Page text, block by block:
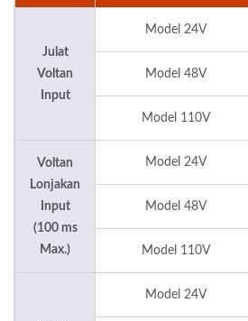
Julat
Voltan
Input
Model 24V
Model 48V
Model 110V
Voltan
Lonjakan
Input
(100 ms
Max.)
Model 24V
Model 48V
Model 110V
Model 24V